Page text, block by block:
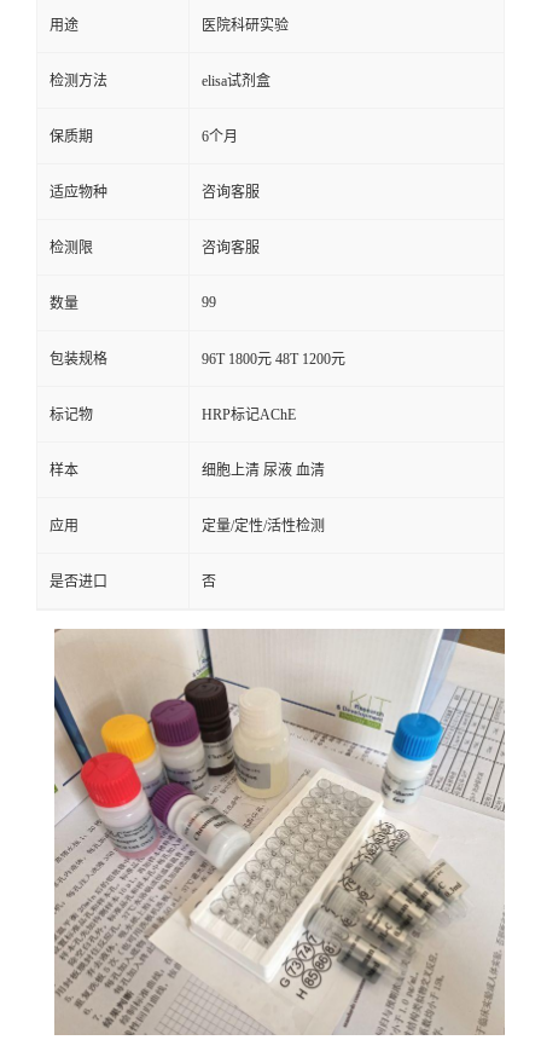
用途 医院科研实验
检测方法 elisa试剂盒
保质期 6个月
适应物种 咨询客服
检测限 咨询客服
数量 99
包装规格 96T 1800元 48T 1200元
标记物 HRP标记AChE
样本 细胞上清 尿液 血清
应用 定量/定性/活性检测
是否进口 否